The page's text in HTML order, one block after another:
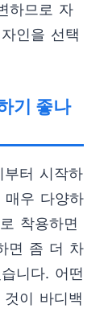
하므로 자
인을 선택
기 좋나
부터 시작하
매우 다양하
착용하면
면 좀 더 차
니다. 어떤
이 바디백